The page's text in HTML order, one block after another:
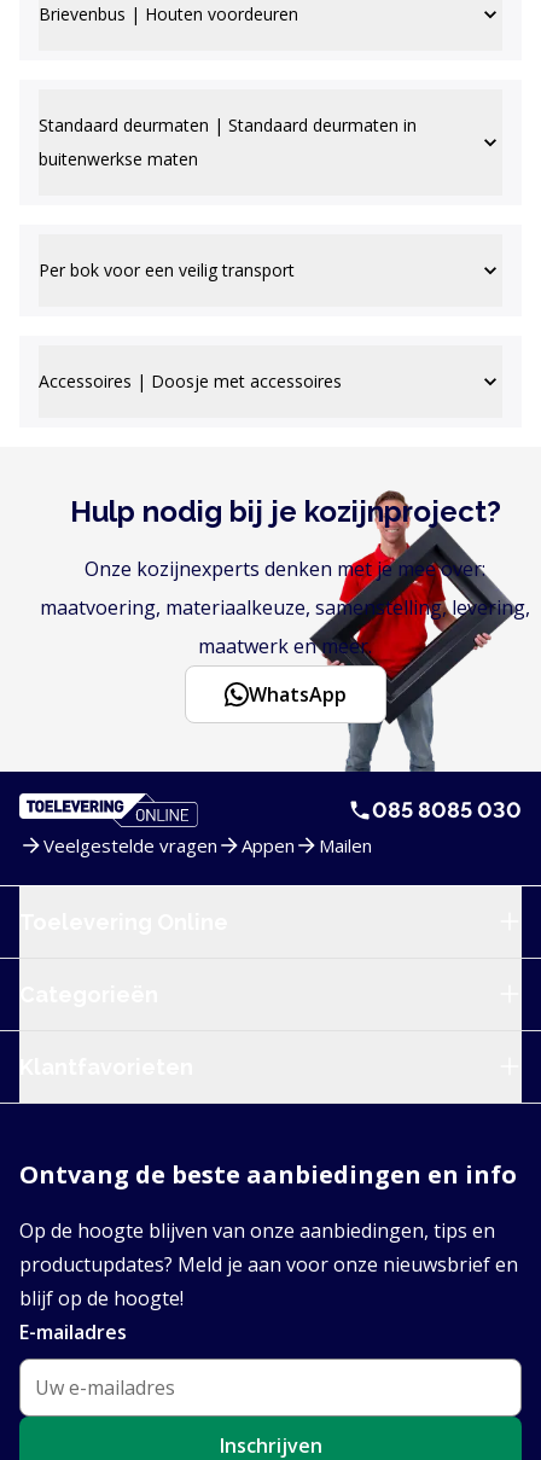
Brievenbus | Houten voordeuren
Standaard deurmaten | Standaard deurmaten in
buitenwerkse maten
Per bok voor een veilig transport
Accessoires | Doosje met accessoires
Hulp nodig bij je kozijnproject?
Onze kozijnexperts denken met je mee over:
maatvoering, materiaalkeuze, samenstelling, levering,
maatwerk en meer.
WhatsApp
085 8085 030
Veelgestelde vragen Appen Mailen
Ontvang de beste aanbiedingen en info
Op de hoogte blijven van onze aanbiedingen, tips en
productupdates? Meld je aan voor onze nieuwsbrief en
blijf op de hoogte!
E-mailadres
Inschrijven